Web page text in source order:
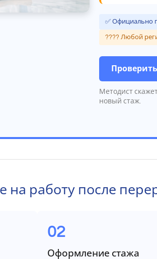
✅ Официально
???? Любой
Методист
новый стаж.
на работу после
02
Оформление стажа